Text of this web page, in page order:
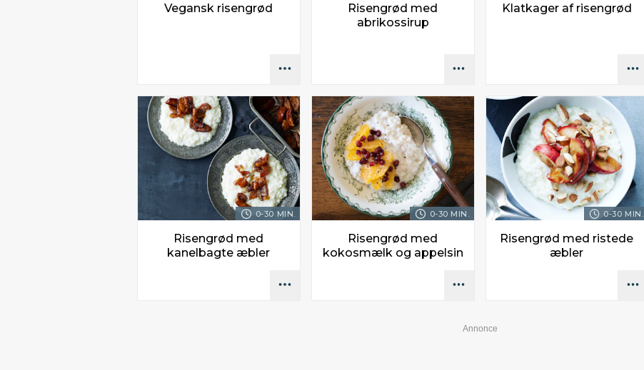
Vegansk risengrød
Risengrød med
abrikossirup
Klatkager af risengrød
0-30 MIN.
Risengrød med
kanelbagte æbler
0-30 MIN.
Risengrød med
kokosmælk og appelsin
0-30 MIN.
Risengrød med ristede
æbler